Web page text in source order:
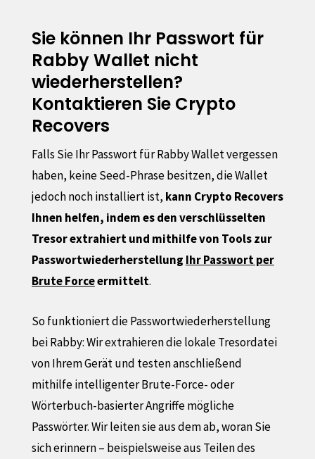
Sie können Ihr Passwort für
Rabby Wallet nicht
wiederherstellen?
Kontaktieren Sie Crypto
Recovers
Falls Sie Ihr Passwort für Rabby Wallet vergessen
haben, keine Seed-Phrase besitzen, die Wallet
jedoch noch installiert ist, kann Crypto Recovers
Ihnen helfen, indem es den verschlüsselten
Tresor extrahiert und mithilfe von Tools zur
Passwortwiederherstellung Ihr Passwort per
Brute Forceermittelt.
So funktioniert die Passwortwiederherstellung
bei Rabby: Wir extrahieren die lokale Tresordatei
von Ihrem Gerät und testen anschließend
mithilfe intelligenter Brute-Force- oder
Wörterbuch-basierter Angriffe mögliche
Passwörter. Wir leiten sie aus dem ab, woran Sie
sich erinnern – beispielsweise aus Teilen des